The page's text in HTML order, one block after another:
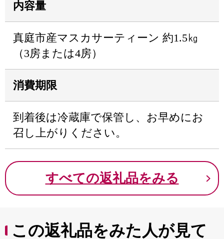
内容量
真庭市産マスカサーティーン 約1.5㎏
（3房または4房）
消費期限
到着後は冷蔵庫で保管し、お早めにお
召し上がりください。
すべての返礼品をみる
この返礼品をみた人が見て